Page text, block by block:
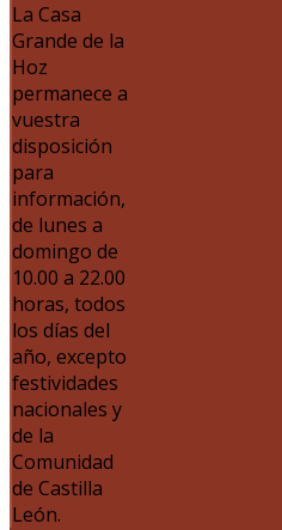
La Casa
Grande de la
Hoz
permanece a
vuestra
disposición
para
información,
de lunes a
domingo de
10.00 a 22.00
horas, todos
los días del
año, excepto
festividades
nacionales y
de la
Comunidad
de Castilla
León.